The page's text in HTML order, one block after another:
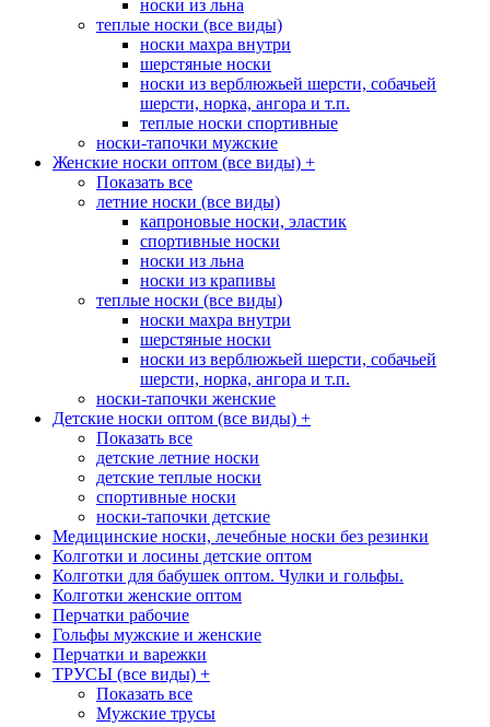
носки из льна
теплые носки (все виды)
носки махра внутри
шерстяные носки
носки из верблюжьей шерсти, собачьей
шерсти, норка, ангора и т.п.
теплые носки спортивные
носки-тапочки мужские
Женские носки оптом (все виды) +
Показать все
летние носки (все виды)
капроновые носки, эластик
спортивные носки
носки из льна
носки из крапивы
теплые носки (все виды)
носки махра внутри
шерстяные носки
носки из верблюжьей шерсти, собачьей
шерсти, норка, ангора и т.п.
носки-тапочки женские
Детские носки оптом (все виды) +
Показать все
детские летние носки
детские теплые носки
спортивные носки
носки-тапочки детские
Медицинские носки, лечебные носки без резинки
Колготки и лосины детские оптом
Колготки для бабушек оптом. Чулки и гольфы.
Колготки женские оптом
Перчатки рабочие
Гольфы мужские и женские
Перчатки и варежки
ТРУСЫ (все виды) +
Показать все
Мужские трусы